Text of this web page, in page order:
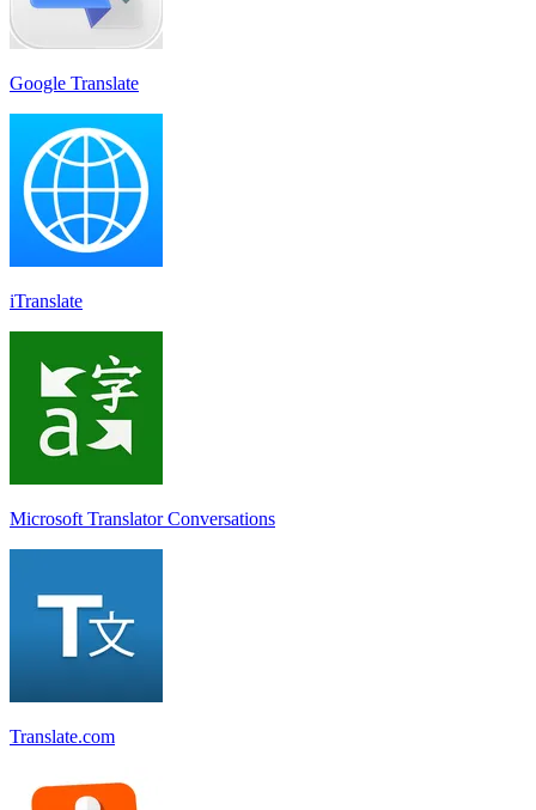
Google Translate
iTranslate
Microsoft Translator Conversations
Translate.com